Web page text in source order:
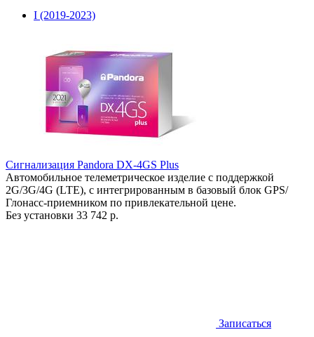
I (2019-2023)
Сигнализация Pandora DX-4GS Plus
Автомобильное телеметрическое изделие с поддержкой
2G/3G/4G (LTE), с интегрированным в базовый блок GPS/
Глонасс-приемником по привлекательной цене.
Без установки 33 742 р.
Записаться